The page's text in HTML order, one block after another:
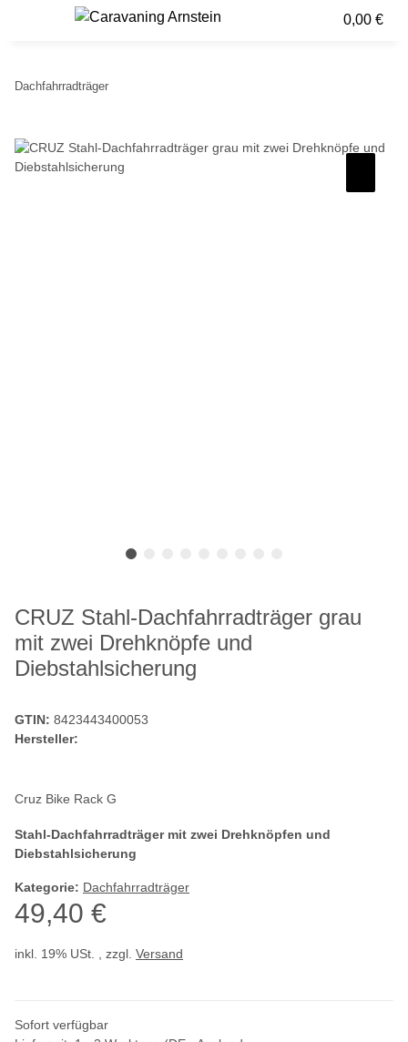
0,00 €
Dachfahrradträger
CRUZ Stahl-Dachfahrradträger grau
mit zwei Drehknöpfe und
Diebstahlsicherung
GTIN: 8423443400053
Hersteller:
Cruz Bike Rack G
Stahl-Dachfahrradträger mit zwei Drehknöpfen und
Diebstahlsicherung
Kategorie: Dachfahrradträger
49,40 €
inkl. 19% USt. , zzgl. Versand
Sofort verfügbar